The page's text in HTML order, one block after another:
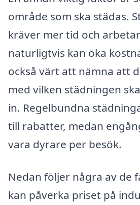
område som ska städas.
kräver mer tid och
naturligtvis kan öka
också värt att nämna att
med vilken städningen
in. Regelbundna
till rabatter, medan
vara dyrare per besök.
Nedan följer några av de
kan påverka priset på